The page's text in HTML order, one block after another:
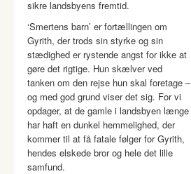
sikre landsbyens fremtid.
‘Smertens barn’ er fortællingen om
Gyrith, der trods sin styrke og sin
stædighed er rystende angst for ikke at
gøre det rigtige. Hun skælver ved
tanken om den rejse hun skal foretage –
og med god grund viser det sig. For vi
opdager, at de gamle i landsbyen længe
har haft en dunkel hemmelighed, der
kommer til at få fatale følger for Gyrith,
hendes elskede bror og hele det lille
samfund.